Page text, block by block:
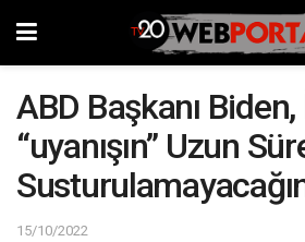
ABD Başkanı Biden,
“uyanışın” Uzun
15/10/2022